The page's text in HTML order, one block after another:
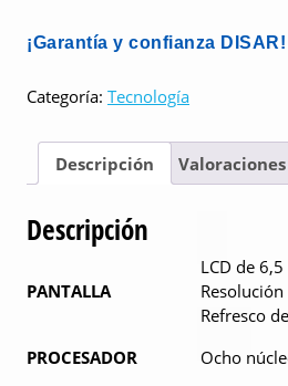
¡Garantía y confianza DISAR!
Categoría: Tecnología
Descripción Valoraciones
Descripción
PANTALLA
LCD de
Resolución
Refresco
PROCESADOR
Ocho